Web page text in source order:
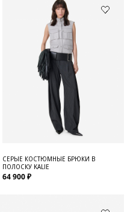
СЕРЫЕ КОСТЮМНЫЕ БРЮКИ В
ПОЛОСКУ KALIE
64 900 ₽